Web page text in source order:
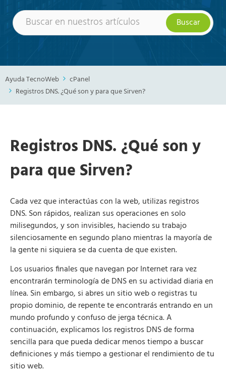
Ayuda TecnoWeb
cPanel
Registros DNS. ¿Qué son y para que Sirven?
Registros DNS. ¿Qué son y
para que Sirven?
Cada vez que interactúas con la web, utilizas registros
DNS. Son rápidos, realizan sus operaciones en solo
milisegundos, y son invisibles, haciendo su trabajo
silenciosamente en segundo plano mientras la mayoría de
la gente ni siquiera se da cuenta de que existen.
Los usuarios finales que navegan por Internet rara vez
encontrarán terminología de DNS en su actividad diaria en
línea. Sin embargo, si abres un sitio web o registras tu
propio dominio, de repente te encontrarás entrando en un
mundo profundo y confuso de jerga técnica. A
continuación, explicamos los registros DNS de forma
sencilla para que pueda dedicar menos tiempo a buscar
definiciones y más tiempo a gestionar el rendimiento de tu
sitio web.